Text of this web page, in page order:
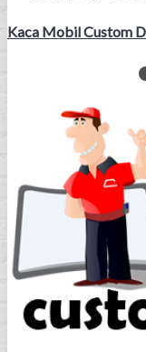
Kaca Mobil Custom